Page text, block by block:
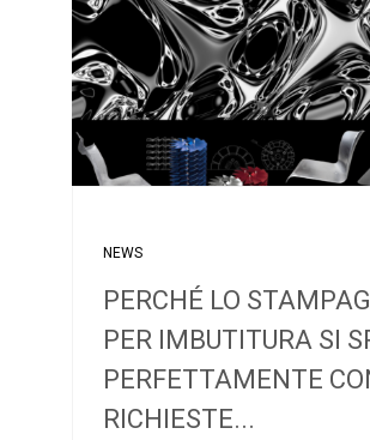
NEWS
PERCHÉ LO
PER IMBUTITURA SI
PERFETTAMENTE
RICHIESTE...